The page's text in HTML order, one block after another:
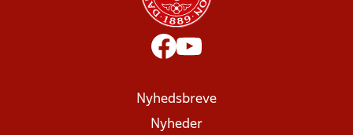
Nyhedsbreve
Nyheder